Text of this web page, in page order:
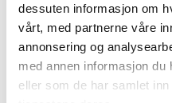
dessuten informasjon om
vårt, med partnerne våre
annonsering og
med annen informasjon du
eller som de har samlet